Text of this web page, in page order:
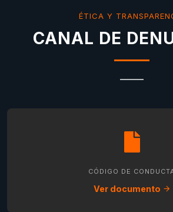
ÉTICA Y
CANAL DE
CÓDIGO DE
Ver documento